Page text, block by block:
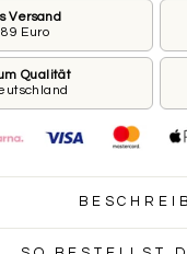
Deines Hundes und
Du möchtest keinen
Feld leer.
Versand
Euro
Qualität